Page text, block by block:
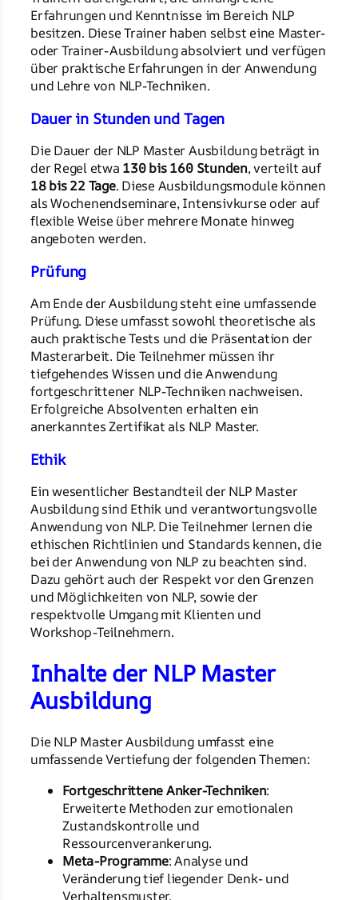
Erfahrungen und Kenntnisse im Bereich NLP
besitzen. Diese Trainer haben selbst eine Master-
oder Trainer-Ausbildung absolviert und verfügen
über praktische Erfahrungen in der Anwendung
und Lehre von NLP-Techniken.
Dauer in Stunden und Tagen
Die Dauer der NLP Master Ausbildung beträgt in
der Regel etwa 130 bis 160 Stunden, verteilt auf
18 bis 22 Tage. Diese Ausbildungsmodule können
als Wochenendseminare, Intensivkurse oder auf
flexible Weise über mehrere Monate hinweg
angeboten werden.
Prüfung
Am Ende der Ausbildung steht eine umfassende
Prüfung. Diese umfasst sowohl theoretische als
auch praktische Tests und die Präsentation der
Masterarbeit. Die Teilnehmer müssen ihr
tiefgehendes Wissen und die Anwendung
fortgeschrittener NLP-Techniken nachweisen.
Erfolgreiche Absolventen erhalten ein
anerkanntes Zertifikat als NLP Master.
Ethik
Ein wesentlicher Bestandteil der NLP Master
Ausbildung sind Ethik und verantwortungsvolle
Anwendung von NLP. Die Teilnehmer lernen die
ethischen Richtlinien und Standards kennen, die
bei der Anwendung von NLP zu beachten sind.
Dazu gehört auch der Respekt vor den Grenzen
und Möglichkeiten von NLP, sowie der
respektvolle Umgang mit Klienten und
Workshop-Teilnehmern.
Inhalte der NLP Master
Ausbildung
Die NLP Master Ausbildung umfasst eine
umfassende Vertiefung der folgenden Themen:
Fortgeschrittene Anker-Techniken:
Erweiterte Methoden zur emotionalen
Zustandskontrolle und
Ressourcenverankerung.
Meta-Programme: Analyse und
Veränderung tief liegender Denk- und
Verhaltensmuster.